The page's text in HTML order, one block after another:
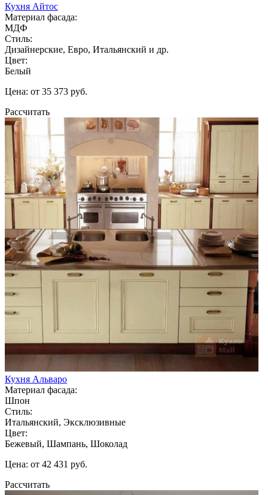
Кухня Айтос
Материал фасада:
МДФ
Стиль:
Дизайнерские, Евро, Итальянский и др.
Цвет:
Белый
Цена: от 35 373 руб.
Рассчитать
Кухня Альваро
Материал фасада:
Шпон
Стиль:
Итальянский, Эксклюзивные
Цвет:
Бежевый, Шампань, Шоколад
Цена: от 42 431 руб.
Рассчитать